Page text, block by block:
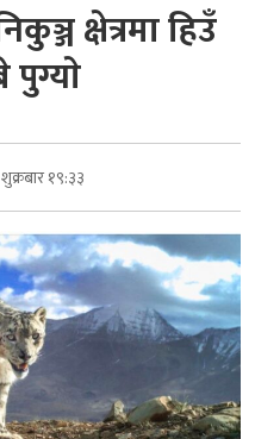
क्षेत्रमा हिउँ
१९:३३